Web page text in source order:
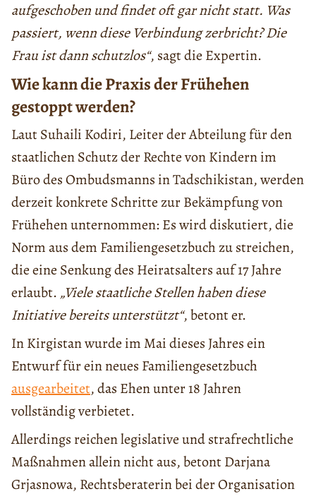
aufgeschoben und findet oft gar nicht statt. Was
passiert, wenn diese Verbindung zerbricht? Die
Frau ist dann schutzlos“, sagt die Expertin.
Wie kann die Praxis der Frühehen
gestoppt werden?
Laut Suhaili Kodiri, Leiter der Abteilung für den
staatlichen Schutz der Rechte von Kindern im
Büro des Ombudsmanns in Tadschikistan, werden
derzeit konkrete Schritte zur Bekämpfung von
Frühehen unternommen: Es wird diskutiert, die
Norm aus dem Familiengesetzbuch zu streichen,
die eine Senkung des Heiratsalters auf 17 Jahre
erlaubt. „Viele staatliche Stellen haben diese
Initiative bereits unterstützt“, betont er.
In Kirgistan wurde im Mai dieses Jahres ein
Entwurf für ein neues Familiengesetzbuch
ausgearbeitet, das Ehen unter 18 Jahren
vollständig verbietet.
Allerdings reichen legislative und strafrechtliche
Maßnahmen allein nicht aus, betont Darjana
Grjasnowa, Rechtsberaterin bei der Organisation